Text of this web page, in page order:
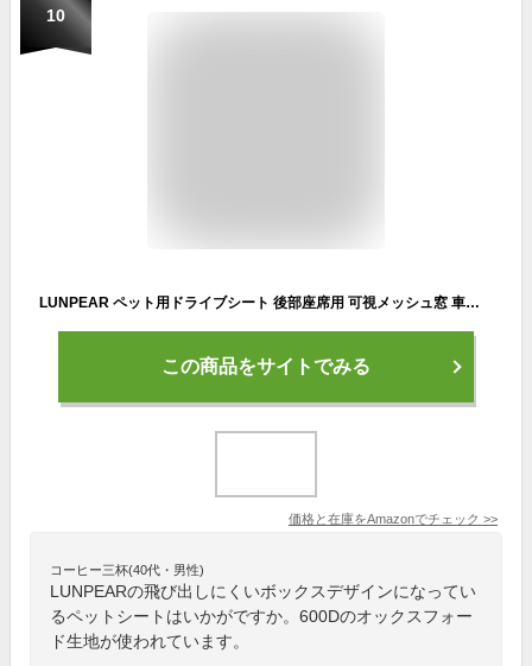
10
LUNPEAR ペット用ドライブシート 後部座席用 可視メッシュ窓 車用 ペットシート 防水 汚れ防止 安全ベルト付き 滑り止め 全車種 全種犬用猫用 折り畳み式カバー
この商品をサイトでみる
価格と在庫をAmazonでチェック >>
コーヒー三杯(40代・男性)
LUNPEARの飛び出しにくいボックスデザインになってい
るペットシートはいかがですか。600Dのオックスフォー
ド生地が使われています。